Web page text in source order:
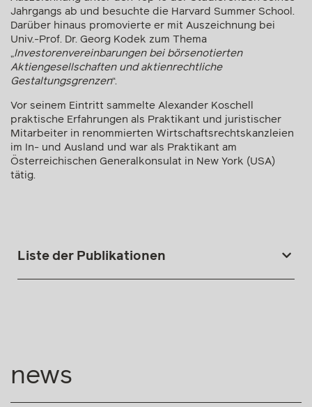
Jahrgangs ab und besuchte die Harvard Summer School.
Darüber hinaus promovierte er mit Auszeichnung bei
Univ.-Prof. Dr. Georg Kodek zum Thema
„Investorenvereinbarungen bei börsenotierten
Aktiengesellschaften und aktienrechtliche
Gestaltungsgrenzen“.
Vor seinem Eintritt sammelte Alexander Koschell
praktische Erfahrungen als Praktikant und juristischer
Mitarbeiter in renommierten Wirtschaftsrechtskanzleien
im In- und Ausland und war als Praktikant am
Österreichischen Generalkonsulat in New York (USA)
tätig.
Liste der Publikationen
news